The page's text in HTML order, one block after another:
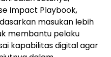
Impact Playbook,
masukan lebih
membantu pelaku
kapabilitas digital agar